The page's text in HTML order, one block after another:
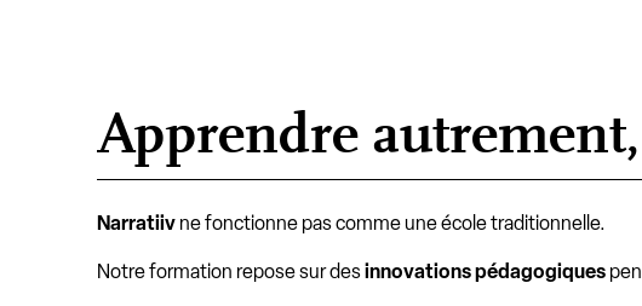
Apprendre
Narratiiv ne fonctionne pas comme une école traditionnelle.
Notre formation repose sur desinnovations pédagogiques